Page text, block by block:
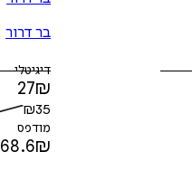
בר דרור
דיגיטלי
27₪
₪35
מודפס
68.6₪